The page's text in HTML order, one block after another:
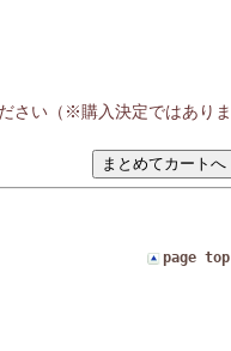
さい（※購入決定ではありま
page top